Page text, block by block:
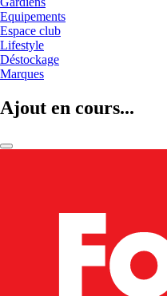
Equipements
Espace club
Lifestyle
Déstockage
Marques
Ajout en cours...